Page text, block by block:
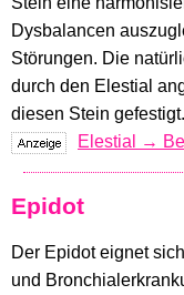
Dysbalancen
Störungen. Die
durch den Elestial
diesen Stein gefestigt.
Elestial →
Epidot
Der Epidot eignet
und